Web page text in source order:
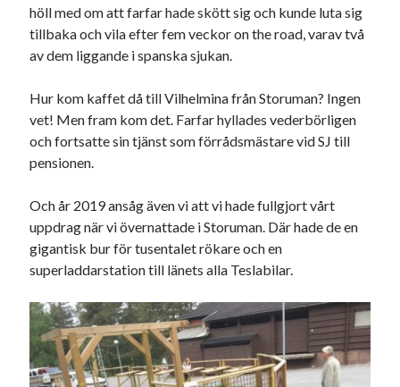
höll med om att farfar hade skött sig och kunde luta sig
tillbaka och vila efter fem veckor on the road, varav två
av dem liggande i spanska sjukan.
Hur kom kaffet då till Vilhelmina från Storuman? Ingen
vet! Men fram kom det. Farfar hyllades vederbörligen
och fortsatte sin tjänst som förrådsmästare vid SJ till
pensionen.
Och år 2019 ansåg även vi att vi hade fullgjort vårt
uppdrag när vi övernattade i Storuman. Där hade de en
gigantisk bur för tusentalet rökare och en
superladdarstation till länets alla Teslabilar.